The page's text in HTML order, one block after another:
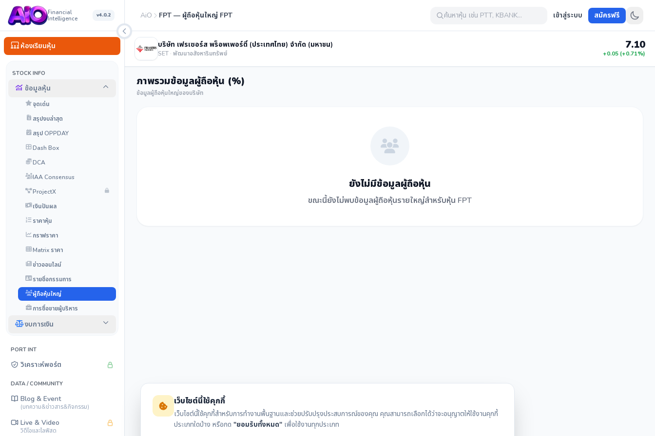
Financial
Intelligence
v4.0.2
ห้องเรียนหุ้น
STOCK INFO
ข้อมูลหุ้น
จุดเด่น
สรุปงบล่าสุด
สรุป OPPDAY
Dash Box
DCA
IAA Consensus
ProjectX
เงินปันผล
ราคาหุ้น
กราฟราคา
Matrix ราคา
ข่าวออนไลน์
รายชื่อกรรมการ
ผู้ถือหุ้นใหญ่
การซื้อขายผู้บริหาร
งบการเงิน
PORT INT
วิเคราะห์พอร์ต
DATA / COMMUNITY
Blog & Event
(บทความ&ข่าวสาร&กิจกรรม)
Live & Video
วิดีโอและไลฟ์สด
AiO FPT — ผู้ถือหุ้นใหญ่ FPT ค้นหาหุ้น เช่น PTT, KBANK... เข้าสู่ระบบ สมัครฟรี
บริษัท เฟรเซอร์ส พร็อพเพอร์ตี้ (ประเทศไทย) จำกัด (มหาชน)
SET · พัฒนาอสังหาริมทรัพย์
7.10
+0.05 (+0.71%)
ภาพรวมข้อมูลผู้ถือหุ้น (%)
ข้อมูลผู้ถือหุ้นใหญ่ของบริษัท
ยังไม่มีข้อมูลผู้ถือหุ้น
ขณะนี้ยังไม่พบข้อมูลผู้ถือหุ้นรายใหญ่สำหรับหุ้น FPT
เว็บไซต์นี้ใช้คุกกี้
เว็บไซต์นี้ใช้คุกกี้สำหรับการทำงานพื้นฐานและช่วยปรับปรุงประสบการณ์ของคุณ คุณสามารถเลือกได้ว่าจะอนุญาตให้ใช้งานคุกกี้
ประเภทใดบ้าง หรือกด "ยอมรับทั้งหมด" เพื่อใช้งานทุกประเภท